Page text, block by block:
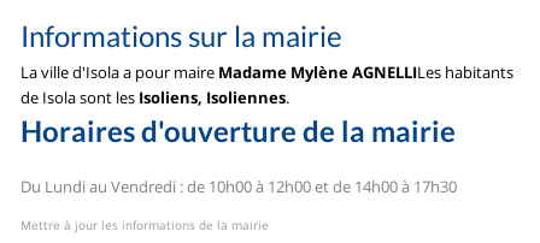
Informations sur la mairie
La ville d'Isola a pour maire Madame Mylène AGNELLILes habitants
de Isola sont les Isoliens, Isoliennes.
Horaires d'ouverture de la mairie
Du Lundi au Vendredi : de 10h00 à 12h00 et de 14h00 à 17h30
Mettre à jour les informations de la mairie